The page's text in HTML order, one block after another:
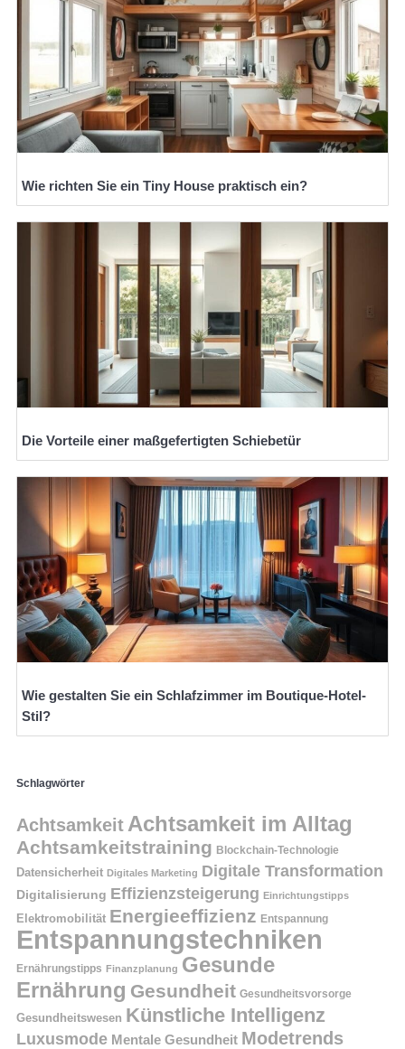
Wie richten Sie ein Tiny House praktisch ein?
Die Vorteile einer maßgefertigten Schiebetür
Wie gestalten Sie ein Schlafzimmer im Boutique-Hotel-
Stil?
Schlagwörter
Achtsamkeit Achtsamkeit im Alltag
Achtsamkeitstraining Blockchain-Technologie
Datensicherheit Digitales Marketing Digitale Transformation
Digitalisierung Effizienzsteigerung Einrichtungstipps
Elektromobilität Energieeffizienz Entspannung
Entspannungstechniken
Ernährungstipps Finanzplanung Gesunde
Ernährung Gesundheit Gesundheitsvorsorge
Gesundheitswesen Künstliche Intelligenz
Luxusmode Mentale Gesundheit Modetrends